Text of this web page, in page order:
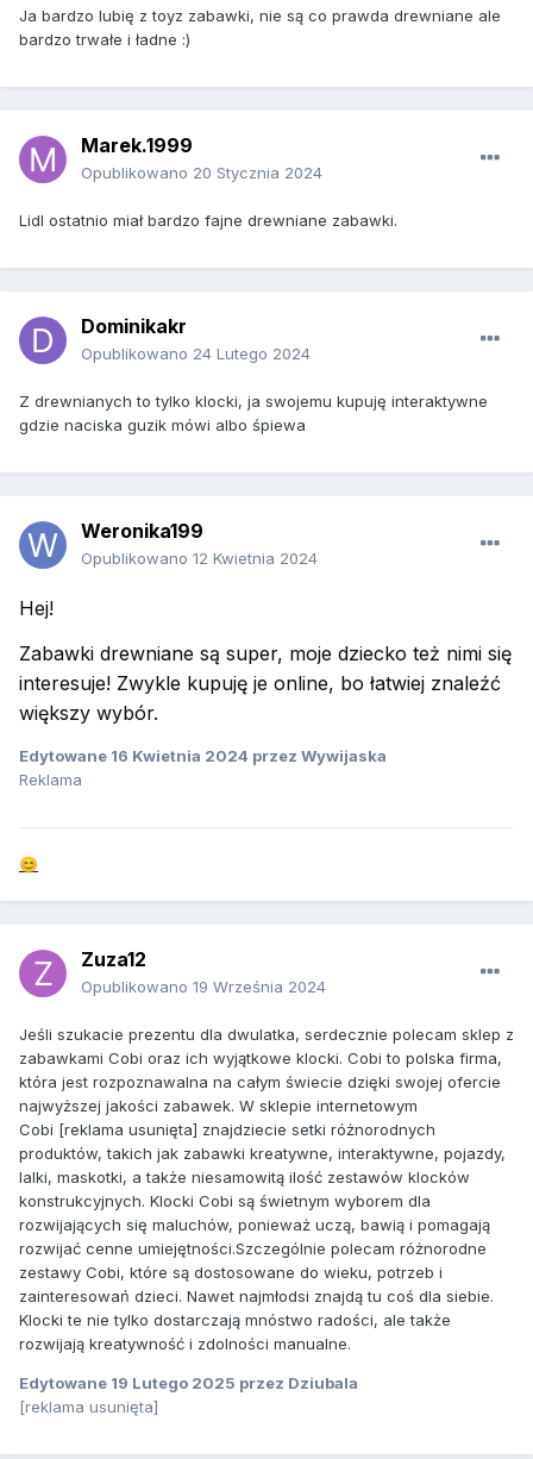
Ja bardzo lubię z toyz zabawki, nie są co prawda drewniane ale
bardzo trwałe i ładne :)
Marek.1999
Opublikowano 20 Stycznia 2024
Lidl ostatnio miał bardzo fajne drewniane zabawki.
Dominikakr
Opublikowano 24 Lutego 2024
Z drewnianych to tylko klocki, ja swojemu kupuję interaktywne
gdzie naciska guzik mówi albo śpiewa
Weronika199
Opublikowano 12 Kwietnia 2024
Hej!
Zabawki drewniane są super, moje dziecko też nimi się
interesuje! Zwykle kupuję je online, bo łatwiej znaleźć
większy wybór.
Edytowane 16 Kwietnia 2024 przez Wywijaska
Reklama
😊
Zuza12
Opublikowano 19 Września 2024
Jeśli szukacie prezentu dla dwulatka, serdecznie polecam sklep z
zabawkami Cobi oraz ich wyjątkowe klocki. Cobi to polska firma,
która jest rozpoznawalna na całym świecie dzięki swojej ofercie
najwyższej jakości zabawek. W sklepie internetowym
Cobi [reklama usunięta] znajdziecie setki różnorodnych
produktów, takich jak zabawki kreatywne, interaktywne, pojazdy,
lalki, maskotki, a także niesamowitą ilość zestawów klocków
konstrukcyjnych. Klocki Cobi są świetnym wyborem dla
rozwijających się maluchów, ponieważ uczą, bawią i pomagają
rozwijać cenne umiejętności.Szczególnie polecam różnorodne
zestawy Cobi, które są dostosowane do wieku, potrzeb i
zainteresowań dzieci. Nawet najmłodsi znajdą tu coś dla siebie.
Klocki te nie tylko dostarczają mnóstwo radości, ale także
rozwijają kreatywność i zdolności manualne.
Edytowane 19 Lutego 2025 przez Dziubala
[reklama usunięta]